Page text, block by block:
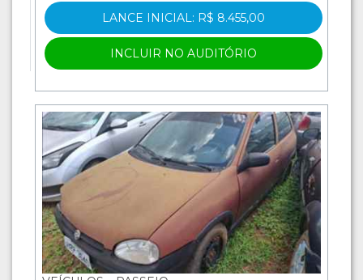
LANCE INICIAL: R$ 8.455,00
INCLUIR NO AUDITÓRIO